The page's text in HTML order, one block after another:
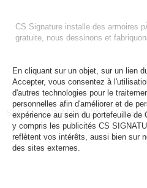
CS Signature installe des armoires
gratuite, nous dessinons et
SAS CS SIGNATURE 2026 |
En cliquant sur un objet, sur un lien
Accepter, vous consentez à
d'autres technologies pour le
personnelles afin d'améliorer et de
expérience au sein du portefeuille de
y compris les publicités CS
reflètent vos intérêts, aussi bien sur
des sites externes.